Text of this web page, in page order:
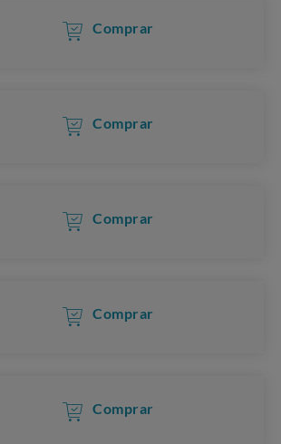
Comprar
Comprar
Comprar
Comprar
Comprar